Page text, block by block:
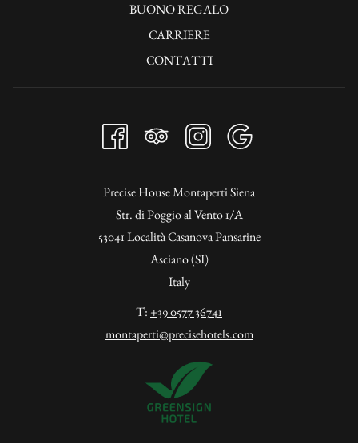
SCHEDA
APRE
BUONO REGALO
CARRIERE
CONTATTI
Precise House Montaperti Siena
Str. di Poggio al Vento 1/A
53041 Località Casanova Pansarine
Asciano (SI)
Italy
T: +39 0577 36741
montaperti@precisehotels.com